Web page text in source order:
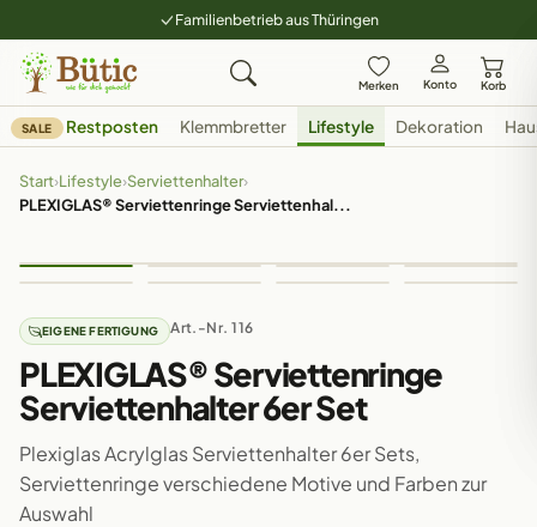
Familienbetrieb aus Thüringen
Merken Konto Korb
SALE Restposten Klemmbretter Lifestyle Dekoration
Start›Lifestyle›Serviettenhalter›
PLEXIGLAS® Serviettenringe Serviettenhal...
EIGENE FERTIGUNG Art.-Nr. 116
PLEXIGLAS® Serviettenringe
Serviettenhalter 6er Set
Plexiglas Acrylglas Serviettenhalter 6er Sets,
Serviettenringe verschiedene Motive und Farben zur
Auswahl